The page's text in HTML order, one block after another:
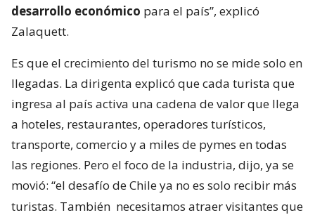
desarrollo económico para el país”, explicó
Zalaquett.
Es que el crecimiento del turismo no se mide solo en
llegadas. La dirigenta explicó que cada turista que
ingresa al país activa una cadena de valor que llega
a hoteles, restaurantes, operadores turísticos,
transporte, comercio y a miles de pymes en todas
las regiones. Pero el foco de la industria, dijo, ya se
movió: “el desafío de Chile ya no es solo recibir más
turistas. También necesitamos atraer visitantes que